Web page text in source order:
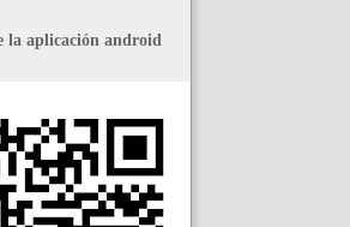
la aplicación android